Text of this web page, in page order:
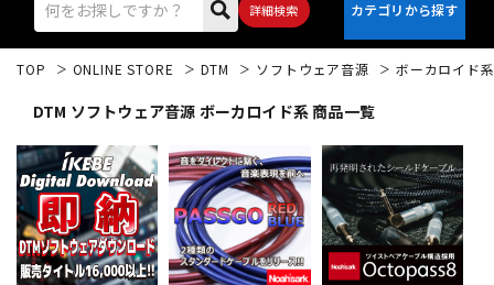
詳細検索
エレキギター アコギ/エレアコ
ベース ウクレレ
TOP ONLINE STORE DTM ソフトウェア音源 ボーカロイド系
DTM ソフトウェア音源 ボーカロイド系 商品一覧